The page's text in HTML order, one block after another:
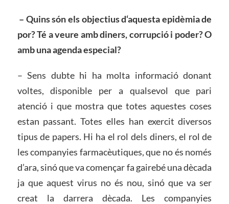
– Quins són els objectius d‘aquesta epidèmia de
por? Té a veure amb diners, corrupció i poder? O
amb una agenda especial?
– Sens dubte hi ha molta informació donant
voltes, disponible per a qualsevol que pari
atenció i que mostra que totes aquestes coses
estan passant. Totes elles han exercit diversos
tipus de papers. Hi ha el rol dels diners, el rol de
les companyies farmacèutiques, que no és només
d’ara, sinó que va començar fa gairebé una dècada
ja que aquest virus no és nou, sinó que va ser
creat la darrera dècada. Les companyies